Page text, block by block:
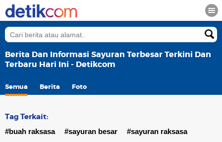
Berita Dan Informasi Sayuran Terbesar Terkini Dan
Terbaru Hari Ini - Detikcom
Semua Berita Foto
Tag Terkait:
#buah raksasa #sayuran besar
#sayuran raksasa